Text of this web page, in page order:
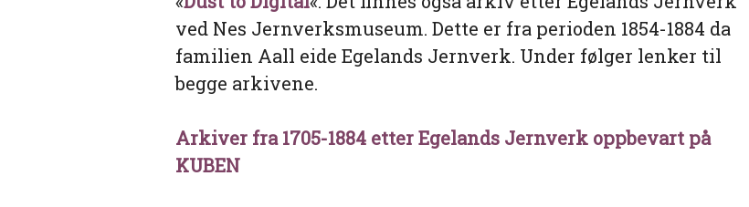
ved Nes Jernverksmuseum. Dette er fra perioden 1854-1884 da
familien Aall eide Egelands Jernverk. Under følger lenker til
begge arkivene.
Arkiver fra 1705-1884 etter Egelands Jernverk oppbevart på
KUBEN